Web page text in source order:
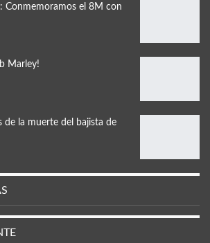
Conmemoramos el 8M con
Marley!
de la muerte del bajista de